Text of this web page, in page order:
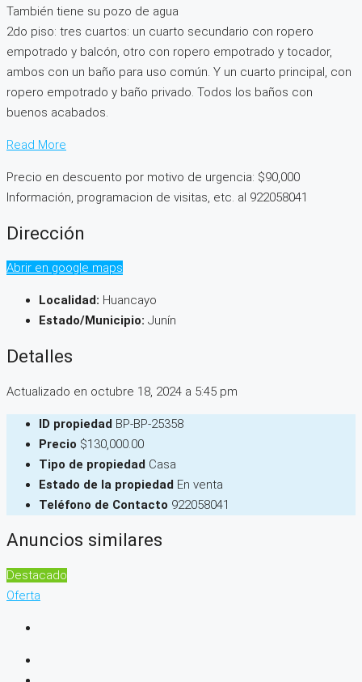
También tiene su pozo de agua
2do piso: tres cuartos: un cuarto secundario con ropero
empotrado y balcón, otro con ropero empotrado y tocador,
ambos con un baño para uso común. Y un cuarto principal, con
ropero empotrado y baño privado. Todos los baños con
buenos acabados.
Read More
Precio en descuento por motivo de urgencia: $90,000
Información, programacion de visitas, etc. al 922058041
Dirección
Abrir en google maps
Localidad: Huancayo
Estado/Municipio: Junín
Detalles
Actualizado en octubre 18, 2024 a 5:45 pm
ID propiedad BP-BP-25358
Precio $130,000.00
Tipo de propiedad Casa
Estado de la propiedad En venta
Teléfono de Contacto 922058041
Anuncios similares
Destacado
Oferta